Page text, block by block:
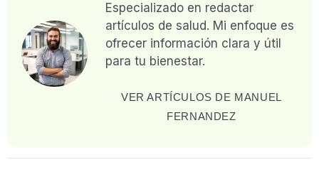
Especializado en redactar
artículos de salud. Mi enfoque es
ofrecer información clara y útil
para tu bienestar.
VER ARTÍCULOS DE MANUEL
FERNANDEZ